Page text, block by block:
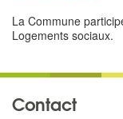
La Commune
Logements sociaux.
Contact